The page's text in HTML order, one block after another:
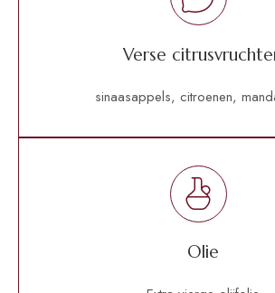
Verse
sinaasappels, citroenen,
Olie